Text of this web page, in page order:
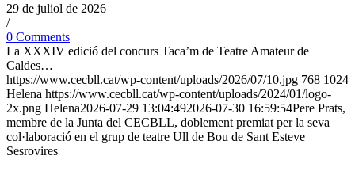
29 de juliol de 2026
/
0 Comments
La XXXIV edició del concurs Taca’m de Teatre Amateur de
Caldes…
https://www.cecbll.cat/wp-content/uploads/2026/07/10.jpg 768 1024
Helena https://www.cecbll.cat/wp-content/uploads/2024/01/logo-
2x.png Helena2026-07-29 13:04:492026-07-30 16:59:54Pere Prats,
membre de la Junta del CECBLL, doblement premiat per la seva
col·laboració en el grup de teatre Ull de Bou de Sant Esteve
Sesrovires